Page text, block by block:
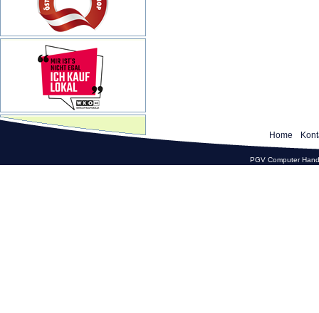
Home
PGV Computer